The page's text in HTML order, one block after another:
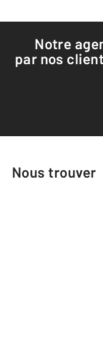
Notre
par nos
Nous trouver